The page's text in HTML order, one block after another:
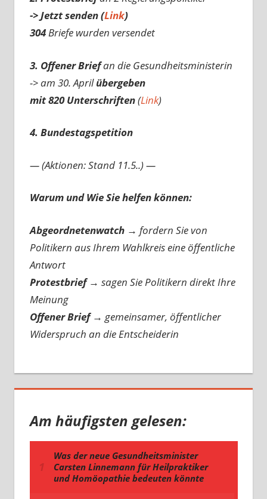
-> Jetzt senden (Link)
304Briefe wurden versendet
3. Offener Briefan die Gesundheitsministerin
-> am 30. Aprilübergeben
mit 820 Unterschriften(Link)
4. Bundestagspetition
— (Aktionen: Stand 11.5..) —
Warum und Wie Sie helfen können:
Abgeordnetenwatch → fordern Sie von
Politikern aus Ihrem Wahlkreis eine öffentliche
Antwort
Protestbrief → sagen Sie Politikern direkt Ihre
Meinung
Offener Brief → gemeinsamer, öffentlicher
Widerspruch an die Entscheiderin
Am häufigsten gelesen: